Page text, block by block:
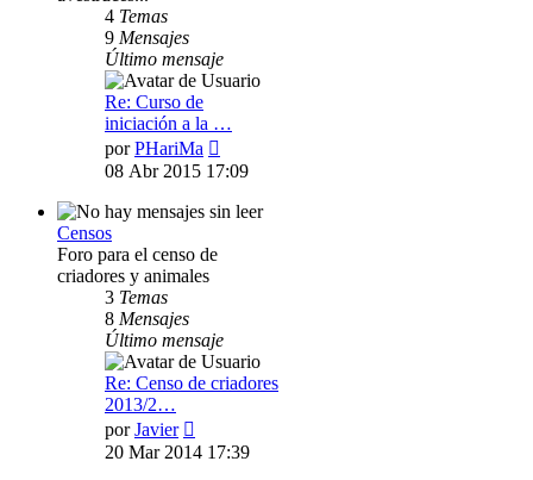
4 Temas
9 Mensajes
Último mensaje
Re: Curso de
iniciación a la …
porPHariMa
último
08 Abr 2015 17:09
Censos
Foro para el censo de
criadores y animales
3 Temas
8 Mensajes
Último mensaje
Re: Censo de criadores
2013/2…
porJavier
último
20 Mar 2014 17:39